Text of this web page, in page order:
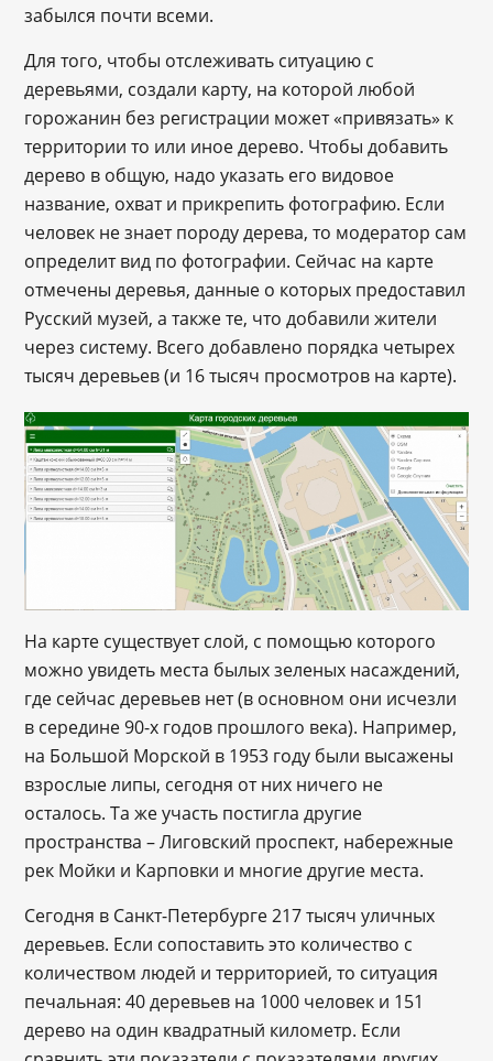
забылся почти всеми.
Для того, чтобы отслеживать ситуацию с
деревьями, создали карту, на которой любой
горожанин без регистрации может «привязать» к
территории то или иное дерево. Чтобы добавить
дерево в общую, надо указать его видовое
название, охват и прикрепить фотографию. Если
человек не знает породу дерева, то модератор сам
определит вид по фотографии. Сейчас на карте
отмечены деревья, данные о которых предоставил
Русский музей, а также те, что добавили жители
через систему. Всего добавлено порядка четырех
тысяч деревьев (и 16 тысяч просмотров на карте).
На карте существует слой, с помощью которого
можно увидеть места былых зеленых насаждений,
где сейчас деревьев нет (в основном они исчезли
в середине 90-х годов прошлого века). Например,
на Большой Морской в 1953 году были высажены
взрослые липы, сегодня от них ничего не
осталось. Та же участь постигла другие
пространства – Лиговский проспект, набережные
рек Мойки и Карповки и многие другие места.
Сегодня в Санкт-Петербурге 217 тысяч уличных
деревьев. Если сопоставить это количество с
количеством людей и территорией, то ситуация
печальная: 40 деревьев на 1000 человек и 151
дерево на один квадратный километр. Если